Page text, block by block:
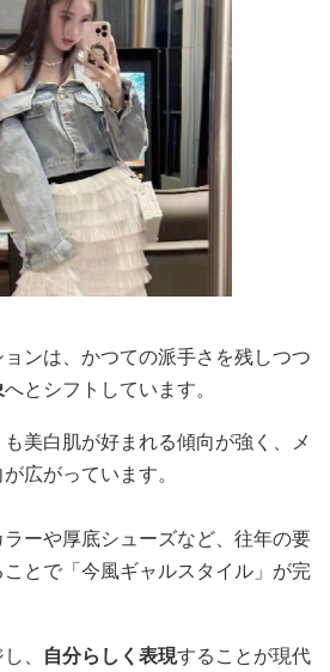
ンは、かつての派手さを残しつつ
へとシフトしています。
美白肌が好まれる傾向が強く、メ
広がっています。
ーや厚底シューズなど、往年の要
とで「今風ギャルスタイル」が完
、 自分らしく表現することが現代